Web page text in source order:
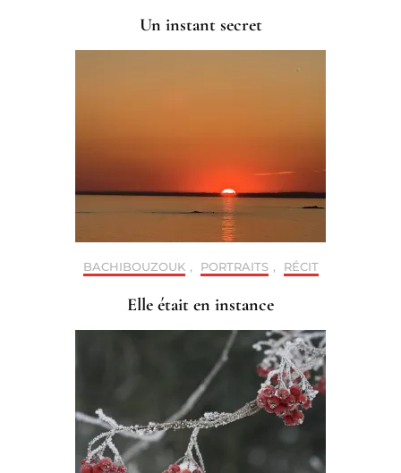
Un instant secret
BACHIBOUZOUK , PORTRAITS , RÉCIT
Elle était en instance